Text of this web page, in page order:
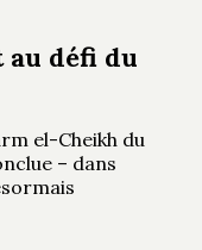
au défi du
el-Cheikh du
– dans